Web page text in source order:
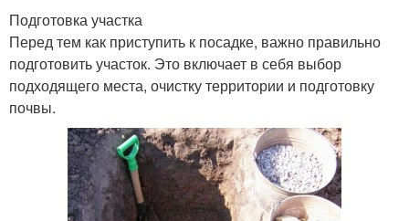
Подготовка участка
Перед тем как приступить к посадке, важно правильно
подготовить участок. Это включает в себя выбор
подходящего места, очистку территории и подготовку
почвы.